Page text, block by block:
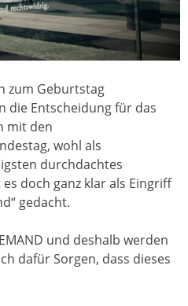
zum Geburtstag
die Entscheidung für das
mit den
wohl als
durchdachtes
doch ganz klar als Eingriff
gedacht.
und deshalb werden
dafür Sorgen, dass dieses